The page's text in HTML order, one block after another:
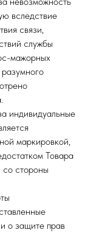
вследствие
связи,
службы
мажорных
разумного
индивидуальные
маркировкой,
Товара
со стороны
о защите прав